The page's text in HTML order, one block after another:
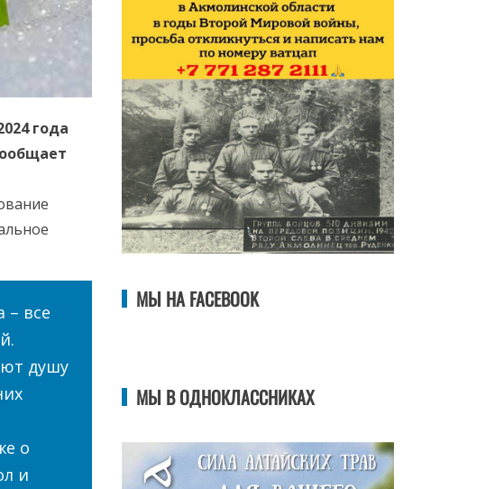
года
– все
душу
о
и
МЫ НА FACEBOOK
МЫ В ОДНОКЛАССНИКАХ